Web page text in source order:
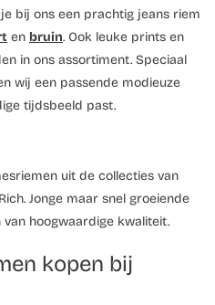
bij ons een prachtig jeans riem
en bruin. Ook leuke prints en
in ons assortiment. Speciaal
wij een passende modieuze
tijdsbeeld past.
uit de collecties van
Jonge maar snel groeiende
hoogwaardige kwaliteit.
kopen bij